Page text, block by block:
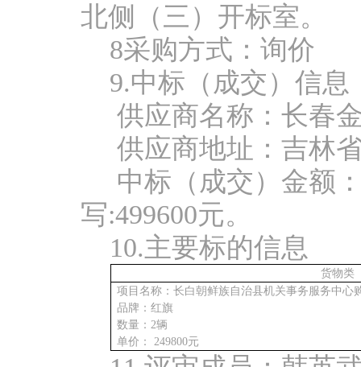
北侧（三）开标室。
8采购方式：询价
9.中标（成交）信息
供应商名称：长春
供应商地址：吉林
中标（成交）金额
写:499600元。
10.主要标的信息
货物类
项目名称：长白朝鲜族自治县机关事务服务中心
品牌：红旗
数量：2辆
单价：
249800元